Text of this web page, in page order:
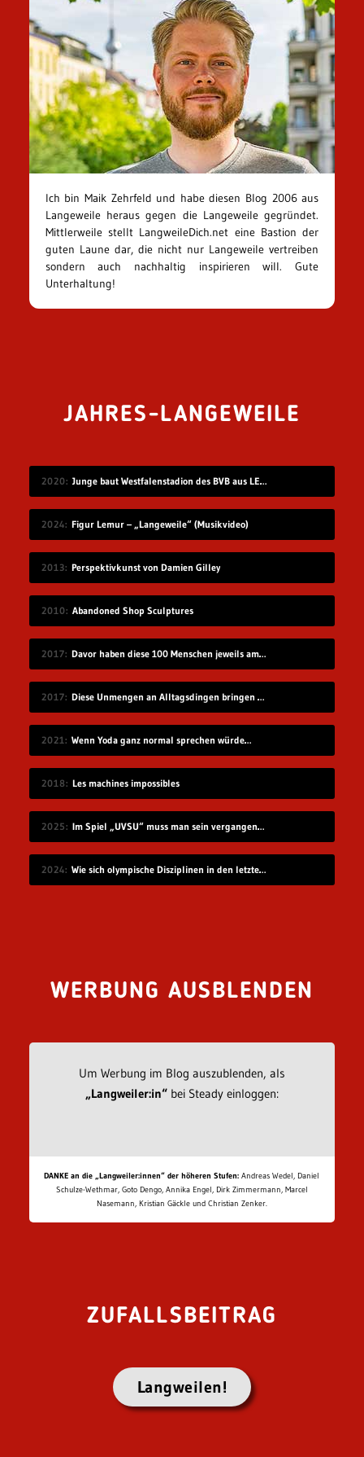
Ich bin Maik Zehrfeld und habe diesen Blog 2006 aus
Langeweile heraus gegen die Langeweile gegründet.
Mittlerweile stellt LangweileDich.net eine Bastion der
guten Laune dar, die nicht nur Langeweile vertreiben
sondern auch nachhaltig inspirieren will. Gute
Unterhaltung!
JAHRES-LANGEWEILE
2020 Junge baut Westfalenstadion des BVB aus LEGO nach
2024 Figur Lemur – „Langeweile“ (Musikvideo)
2013 Perspektivkunst von Damien Gilley
2010 Abandoned Shop Sculptures
2017 Davor haben diese 100 Menschen jeweils am meisten Angst
2017 Diese Unmengen an Alltagsdingen bringen einen um
2021 Wenn Yoda ganz normal sprechen würde…
2018 Les machines impossibles
2025 Im Spiel „UVSU“ muss man sein vergangenes Ich bekämpfen
2024 Wie sich olympische Disziplinen in den letzten 100 Jahren geändert haben
WERBUNG AUSBLENDEN
Um Werbung im Blog auszublenden, als
„Langweiler:in“bei Steady einloggen:
DANKE an die „Langweiler:innen“ der höheren Stufen: Andreas Wedel, Daniel
Schulze-Wethmar, Goto Dengo, Annika Engel, Dirk Zimmermann, Marcel
Nasemann, Kristian Gäckle und Christian Zenker.
ZUFALLSBEITRAG
Langweilen!